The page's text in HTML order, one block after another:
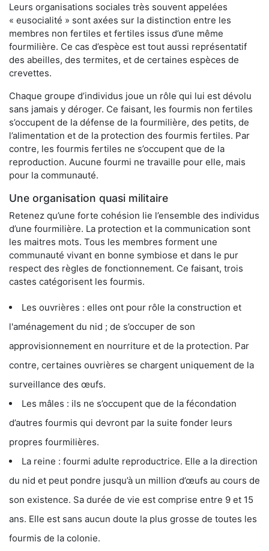
Leurs organisations sociales très souvent appelées
« eusocialité » sont axées sur la distinction entre les
membres non fertiles et fertiles issus d’une même
fourmilière. Ce cas d’espèce est tout aussi représentatif
des abeilles, des termites, et de certaines espèces de
crevettes.
Chaque groupe d’individus joue un rôle qui lui est dévolu
sans jamais y déroger. Ce faisant, les fourmis non fertiles
s’occupent de la défense de la fourmilière, des petits, de
l’alimentation et de la protection des fourmis fertiles. Par
contre, les fourmis fertiles ne s’occupent que de la
reproduction. Aucune fourmi ne travaille pour elle, mais
pour la communauté.
Une organisation quasi militaire
Retenez qu’une forte cohésion lie l’ensemble des individus
d’une fourmilière. La protection et la communication sont
les maitres mots. Tous les membres forment une
communauté vivant en bonne symbiose et dans le pur
respect des règles de fonctionnement. Ce faisant, trois
castes catégorisent les fourmis.
Les ouvrières : elles ont pour rôle la construction et
l'aménagement du nid ; de s’occuper de son
approvisionnement en nourriture et de la protection. Par
contre, certaines ouvrières se chargent uniquement de la
surveillance des œufs.
Les mâles : ils ne s’occupent que de la fécondation
d’autres fourmis qui devront par la suite fonder leurs
propres fourmilières.
La reine : fourmi adulte reproductrice. Elle a la direction
du nid et peut pondre jusqu’à un million d’œufs au cours de
son existence. Sa durée de vie est comprise entre 9 et 15
ans. Elle est sans aucun doute la plus grosse de toutes les
fourmis de la colonie.